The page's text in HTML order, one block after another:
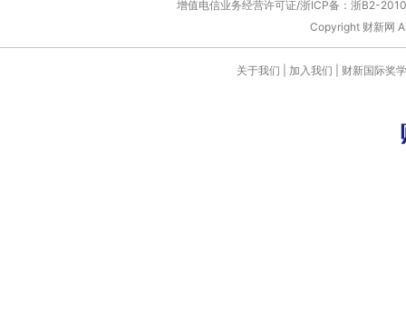
增值电信业务经营许可证/浙ICP备：浙B2-
Copyright 财新网
关于我们 加入我们 财新国际奖